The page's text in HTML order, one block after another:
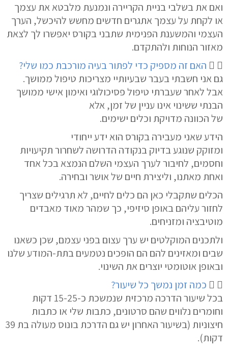
ואם את בשלבי בניית הקריירה ונמנעת מלבטא את עצמך
או לקחת על עצמך אתגרים חדשים מחשש להיכשל, הערך
העצמי והמשענת הפנימית שתבני בקורס יאפשרו לך לצאת
מאזור הנוחות ולהתקדם.
האם זה מספיק כדי לפתור בעיה מורכבת כמו שלי?
גם אני חשבתי בעבר שבעיותיי מצריכות טיפול ממושך.
אבל לאחר שעברתי טיפול פסיכולוגי ואימון אישי ממושך
הבנתי ששינוי אינו עניין של זמן, אלא
שלהכוונה מדויקת וכלים ישימים.
הידע שאני מעבירה בקורס הואידע ייחודי
ומזוקק שנוגעבדיוק בנקודה הדרושה לשחרור תקיעויות
וחסמים, לחיבור לערך העצמי השלם הנמצא בכל אחד
ואחת מאתנו, וליצירת חיים של אושר ובחירה.
הכלים שתקבלי כאן הם כלים לחיים, לא תרגילים שצריך
לחזור עליהם באופן סיזיפי, כך שמהר מאוד מאבדים
מוטיבציה ומזניחים.
ולתכנים המוקלטים יש ערך עצום בפני עצמם, שכן כשאנו
שבים ומאזינים להם הם הופכים נטמעים בתת-המודעשלנו
ובאופן אוטומטי יוצרים את השינוי.
כמה זמן נמשך כל שיעור?
בכל שיעור הדרכה מרכזית שנמשכת כ-15-25 דקות
וחומרים נלווים שהם סרטונים, כתבות שלי או כתבות
חיצוניות (בשיעור האחרון יש גם הדרכת בונוס מעולה בת 39
דקות).